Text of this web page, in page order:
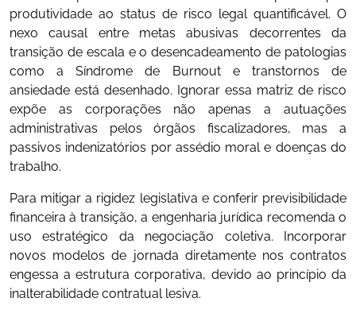
produtividade ao status de risco legal quantificável. O
nexo causal entre metas abusivas decorrentes da
transição de escala e o desencadeamento de patologias
como a Síndrome de Burnout e transtornos de
ansiedade está desenhado. Ignorar essa matriz de risco
expõe as corporações não apenas a autuações
administrativas pelos órgãos fiscalizadores, mas a
passivos indenizatórios por assédio moral e doenças do
trabalho.
Para mitigar a rigidez legislativa e conferir previsibilidade
financeira à transição, a engenharia jurídica recomenda o
uso estratégico da negociação coletiva. Incorporar
novos modelos de jornada diretamente nos contratos
engessa a estrutura corporativa, devido ao princípio da
inalterabilidade contratual lesiva.